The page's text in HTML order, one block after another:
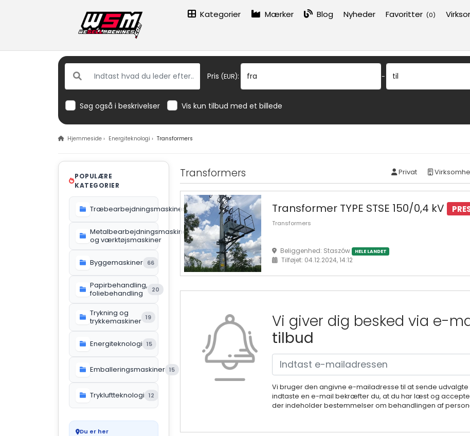
Kategorier Mærker Blog Nyheder Favoritter (0)
Pris (EUR): fra - til
Søg også i beskrivelser Vis kun tilbud med et billede
Hjemmeside › Energiteknologi › Transformers
Transformers Privat
Transformer TYPE STSE 150/0,4 kV
Transformers
Beliggenhed: Staszów HELE LANDET
Tilføjet: 04.12.2024, 14:12
Vi giver dig besked via e-
tilbud
Vi bruger den angivne e-mailadresse til at sende
indtaste en e-mail bekræfter du, at du har læst og
der indeholder bestemmelser om behandlingen af
POPULÆRE
KATEGORIER
Træbearbejdningsmaskiner 612
Metalbearbejdningsmaskiner
og værktøjsmaskiner
119
Byggemaskiner 66
Papirbehandling,
foliebehandling
20
Trykning og
trykkemaskiner 19
Energiteknologi 15
Emballeringsmaskiner 15
Trykluftteknologi 12
Du er her